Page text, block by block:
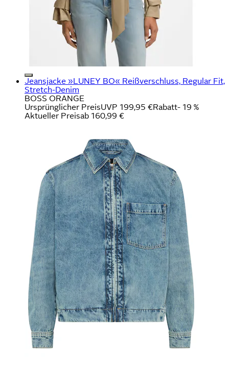
Jeansjacke »LUNEY BO« Reißverschluss, Regular Fit,
Stretch-Denim
BOSS ORANGE
Ursprünglicher PreisUVP 199,95 €Rabatt- 19 %
Aktueller Preisab 160,99 €